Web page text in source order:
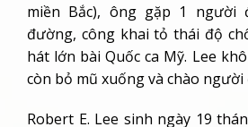
miền Bắc), ông gặp 1 người
đường, công khai tỏ thái độ
hát lớn bài Quốc ca Mỹ. Lee
còn bỏ mũ xuống và chào người
Robert E. Lee sinh ngày 19